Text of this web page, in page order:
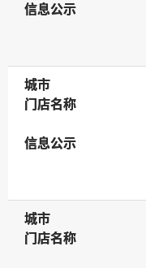
信息公示
信息公示
城市
城市
门店名称
门店名称
信息公示
信息公示
城市
城市
门店名称
门店名称